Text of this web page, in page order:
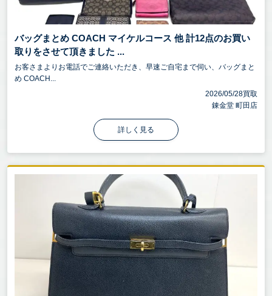
バッグまとめ COACH マイケルコース 他 計12点のお買い
取りをさせて頂きました ...
お客さまよりお電話でご連絡いただき、早速ご自宅まで伺い、バッグまと
め COACH...
2026/05/28買取
錬金堂 町田店
詳しく見る